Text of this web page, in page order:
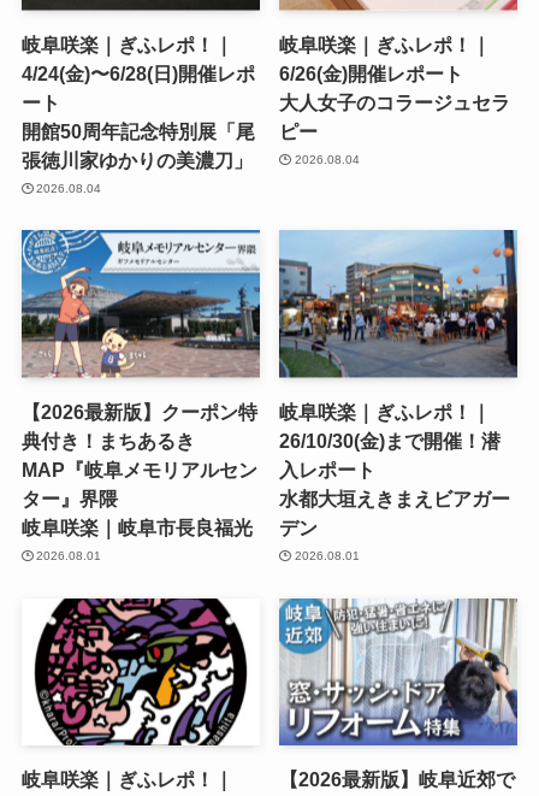
岐阜咲楽｜ぎふレポ！｜
4/24(金)〜6/28(日)開催レポ
ート
開館50周年記念特別展「尾
張徳川家ゆかりの美濃刀」
2026.08.04
岐阜咲楽｜ぎふレポ！｜
6/26(金)開催レポート
大人女子のコラージュセラ
ピー
2026.08.04
【2026最新版】クーポン特
典付き！まちあるき
MAP『岐阜メモリアルセン
ター』界隈
岐阜咲楽｜岐阜市長良福光
2026.08.01
岐阜咲楽｜ぎふレポ！｜
26/10/30(金)まで開催！潜
入レポート
水都大垣えきまえビアガー
デン
2026.08.01
岐阜咲楽｜ぎふレポ！｜
【2026最新版】岐阜近郊で